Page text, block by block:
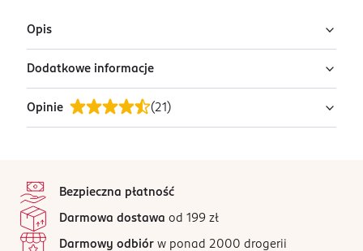
Opis
Naszyjnik.
Dodatkowe informacje
PRODUCENT/PODMIOT ODPOWIEDZIALNY
Avanti – Marczyk Sp.J.
Kod EAN
5 902143 712060
Opinie (21 )
Wszystkie opinie są zweryfikowane zakupem.
Bezpieczna płatność
Darmowa dostawa od 199 zł
Darmowy odbiór w ponad 2000 drogerii